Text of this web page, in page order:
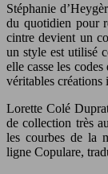
Stéphanie
du quotidien pour
cintre devient un
un style est utilisé
elle casse les
véritables créations
Lorette Colé
de collection très
les courbes de la
ligne Copulare,